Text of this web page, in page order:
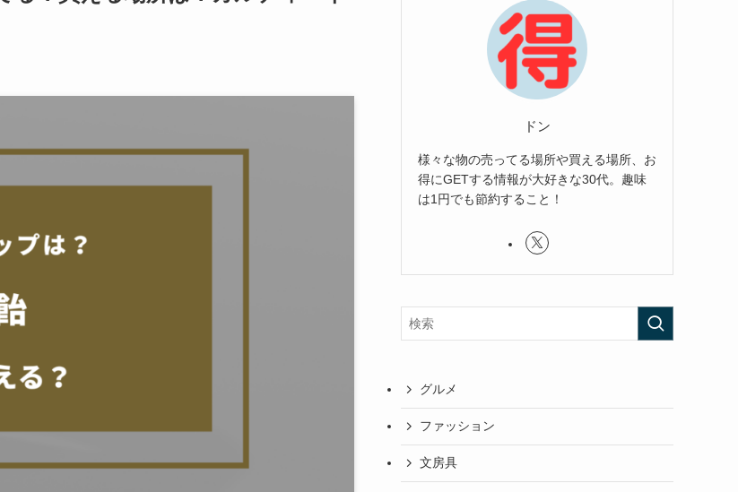
ドン
様々な物の売ってる場所や買える場所、お
得にGETする情報が大好きな30代。趣味
は1円でも節約すること！
グルメ
ファッション
文房具